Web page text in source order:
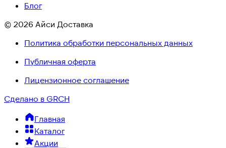
Блог
© 2026 Айси Доставка
Политика обработки персональных данных
Публичная оферта
Лицензионное соглашение
Сделано в GRCH
Главная
Каталог
Акции